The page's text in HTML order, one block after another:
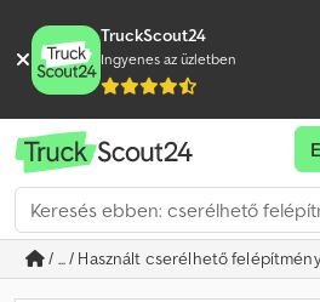
TruckScout24
Ingyenes az üzletben
/ ... / Használt cserélhető